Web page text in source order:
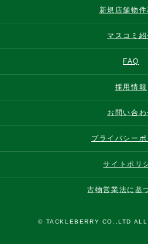
新規店舗物件
マスコミ紹
FAQ
採用情報
お問い合わ
プライバシーポ
サイトポリ
古物営業法に基
© TACKLEBERRY CO.,LTD